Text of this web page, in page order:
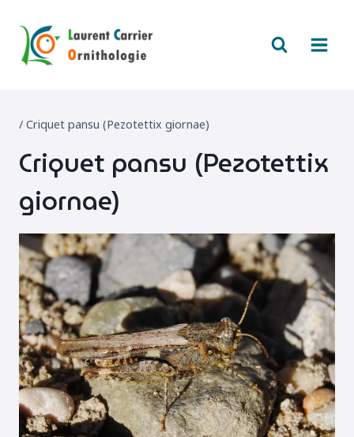
contenu
/ Criquet pansu (Pezotettix giornae)
Criquet pansu (Pezotettix
giornae)